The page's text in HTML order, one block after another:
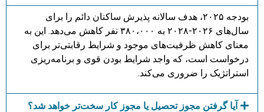
بودجه ۲۰۲۵، هدف سالانه پذیرش ساکنان دائم را برای
سال‌های ۲۰۲۶-۲۰۲۸ به ۳۸۰،۰۰۰ نفر کاهش می‌دهد. این به
معنای کاهش ظرفیت‌های موجود و شرایط رقابتی‌تر برای
درخواست است، که واجد شرایط بودن قوی و برنامه‌ریزی
استراتژیک را ضروری می‌کند.
آیا گرفتن مجوز تحصیل یا مجوز کار سخت‌تر خواهد شد؟